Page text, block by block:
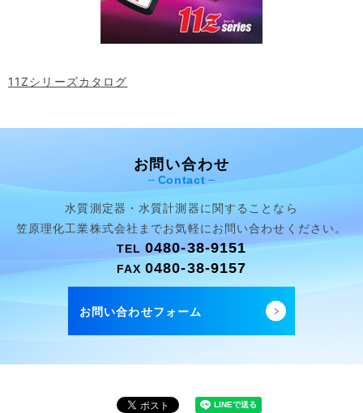
11Zシリーズカタログ
お問い合わせ
Contact
水質測定器・水質計測器に関することなら
笠原理化工業株式会社までお気軽にお問い合わせください。
TEL0480-38-9151
FAX0480-38-9157
お問い合わせフォーム